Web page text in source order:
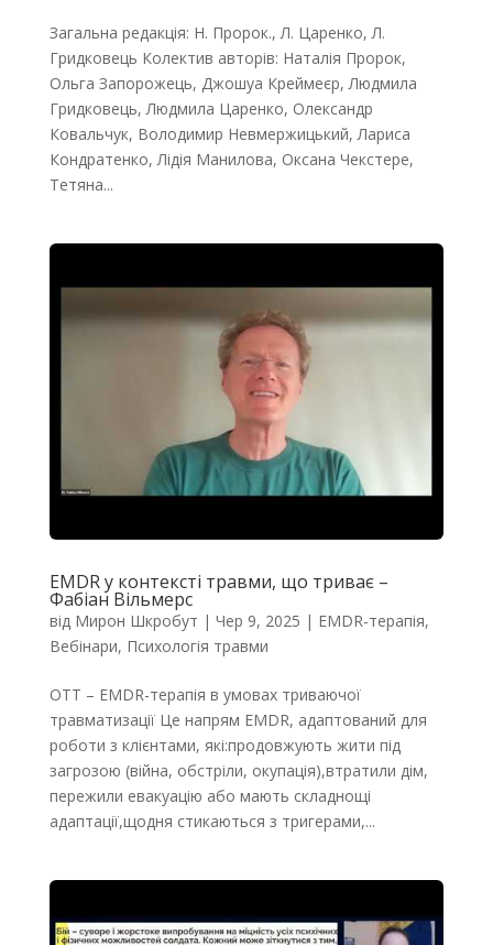
Загальна редакція: Н. Пророк., Л. Царенко, Л.
Гридковець Колектив авторів: Наталія Пророк,
Ольга Запорожець, Джошуа Креймеєр, Людмила
Гридковець, Людмила Царенко, Олександр
Ковальчук, Володимир Невмержицький, Лариса
Кондратенко, Лідія Манилова, Оксана Чекстере,
Тетяна...
EMDR у контексті травми, що триває –
Фабіан Вільмерс
від Мирон Шкробут | Чер 9, 2025 | EMDR-терапія,
Вебінари, Психологія травми
OTT – EMDR-терапія в умовах триваючої
травматизації Це напрям EMDR, адаптований для
роботи з клієнтами, які:продовжують жити під
загрозою (війна, обстріли, окупація),втратили дім,
пережили евакуацію або мають складнощі
адаптації,щодня стикаються з тригерами,...